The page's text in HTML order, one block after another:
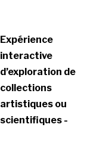
Expérience
interactive
d’exploration de
collections
artistiques ou
scientifiques -